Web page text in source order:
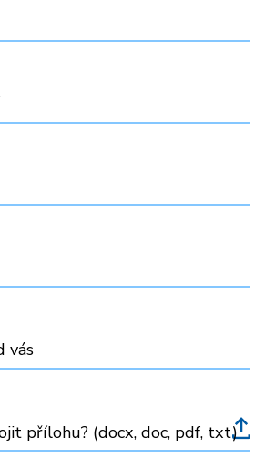
vás
přílohu? (docx, doc, pdf, txt)